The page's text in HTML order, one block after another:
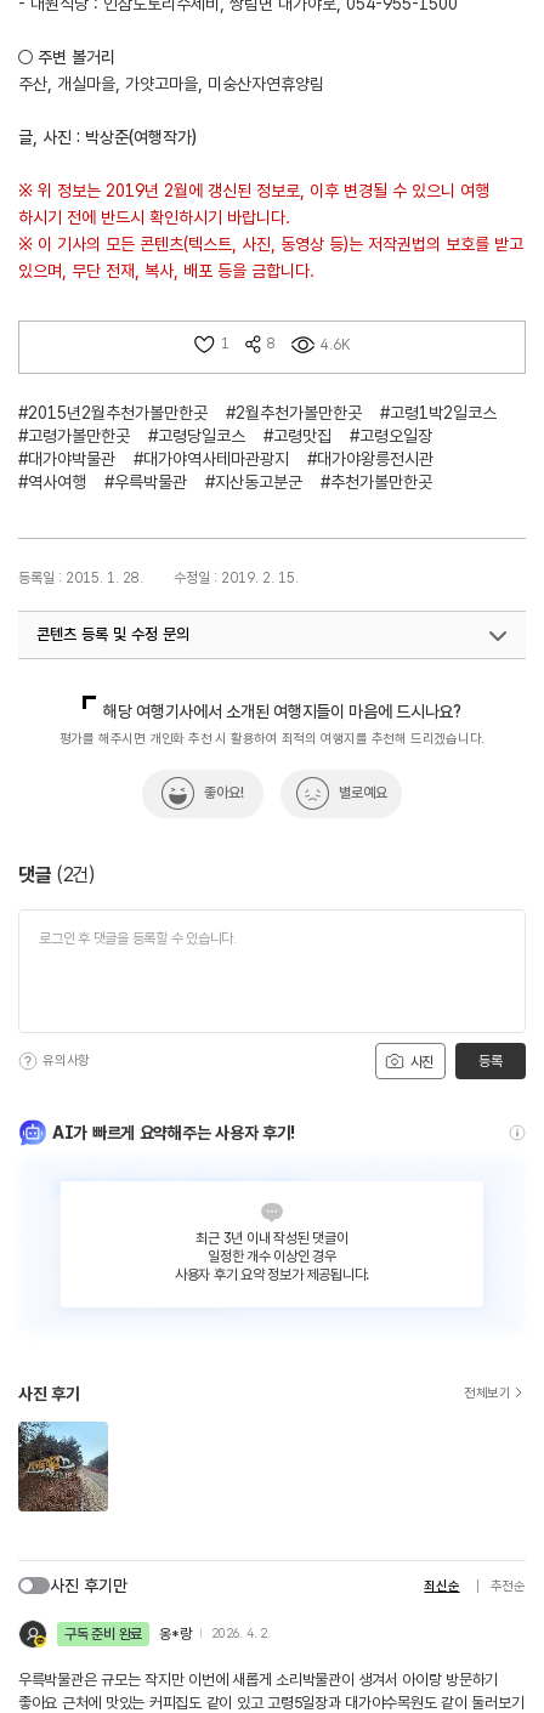
○ 주변 볼거리
주산, 개실마을, 가얏고마을, 미숭산자연휴양림
글, 사진 : 박상준(여행작가)
※ 위 정보는 2019년 2월에 갱신된 정보로, 이후 변경될 수 있으니 여행
하시기 전에 반드시 확인하시기 바랍니다.
※ 이 기사의 모든 콘텐츠(텍스트, 사진, 동영상 등)는 저작권법의 보호를 받고
있으며, 무단 전재, 복사, 배포 등을 금합니다.
1 8 4.6K
#2015년2월추천가볼만한곳 #2월추천가볼만한곳
#고령1박2일코스
#고령가볼만한곳
#고령당일코스 #고령맛집
#고령오일장
#대가야박물관
#대가야역사테마관광지
#대가야왕릉전시관
#역사여행
#우륵박물관 #지산동고분군 #추천가볼만한곳
등록일 : 2015. 1. 28. 수정일 : 2019. 2. 15.
콘텐츠 등록 및 수정 문의
해당 여행기사에서 소개된 여행지들이 마음에 드시나요?
평가를 해주시면 개인화 추천 시 활용하여 최적의 여행지를 추천해 드리겠습니다.
좋아요! 별로예요
댓글 (2건)
사진
유의사항 등록
AI가 빠르게 요약해주는 사용자 후기!
최근 3년 이내 작성된 댓글이
일정한 개수 이상인 경우
사용자 후기 요약 정보가 제공됩니다.
사진 후기 전체보기
사진 후기만 최신순 추천순
구독 준비 완료 옹*랑 2026. 4. 2.
우륵박물관은 규모는 작지만 이번에 새롭게 소리박물관이 생겨서 아이랑 방문하기
좋아요 근처에 맛있는 커피집도 같이 있고 고령5일장과 대가야수목원도 같이 둘러보기